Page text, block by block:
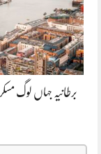
برطانیہ جہاں لوگ